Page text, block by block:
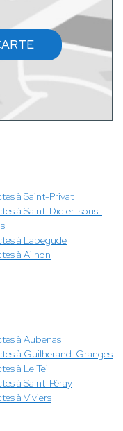
à Saint-Privat
à Saint-Didier-sous-
à Labegude
à Ailhon
à Aubenas
à Guilherand-Granges
à Le Teil
à Saint-Péray
à Viviers